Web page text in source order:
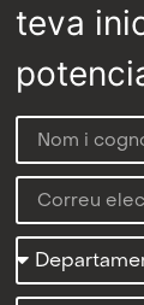
teva